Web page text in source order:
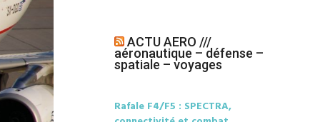
ACTU AERO ///
aéronautique – défense –
spatiale – voyages
Rafale F4/F5 : SPECTRA,